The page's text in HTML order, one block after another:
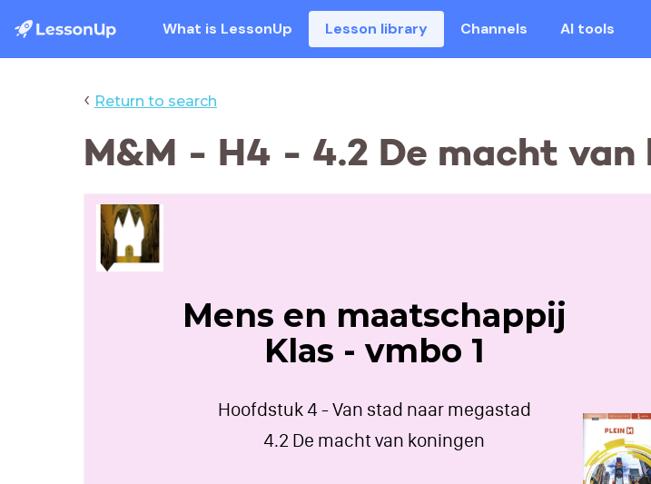
What is LessonUp Lesson library Channels AI tools
‹ Return to search
M&M - H4 - 4.2 De macht van
Mens en maatschappij
Klas - vmbo 1
Hoofdstuk 4 - Van stad naar megastad
4.2 De macht van koningen